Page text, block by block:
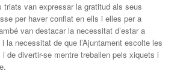
triats van expressar la gratitud als seus
per haver confiat en ells i elles per a
van destacar la necessitat d’estar a
i la necessitat de que l’Ajuntament escolte les
de divertir-se mentre treballen pels xiquets i